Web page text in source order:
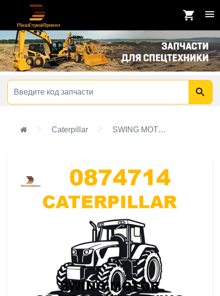
Caterpillar SWING MOTOR GP-MOUNTING,SWING MOTOR GP-MOUNTING &